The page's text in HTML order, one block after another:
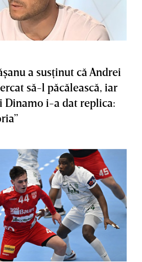
a susţinut că Andrei
să-l păcălească, iar
Dinamo i-a dat replica: